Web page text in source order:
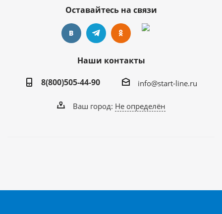
Оставайтесь на связи
Наши контакты
8(800)505-44-90
info@start-line.ru
Ваш город: Не определён